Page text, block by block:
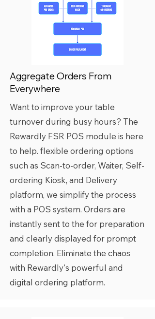
Aggregate Orders From
Everywhere
Want to improve your table
turnover during busy hours? The
Rewardly FSR POS module is here
to help. flexible ordering options
such as Scan-to-order, Waiter, Self-
ordering Kiosk, and Delivery
platform, we simplify the process
with a POS system. Orders are
instantly sent to the for preparation
and clearly displayed for prompt
completion. Eliminate the chaos
with Rewardly's powerful and
digital ordering platform.